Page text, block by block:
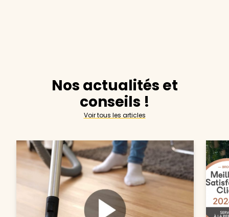
Nos actualités et
conseils !
Voir tous les articles